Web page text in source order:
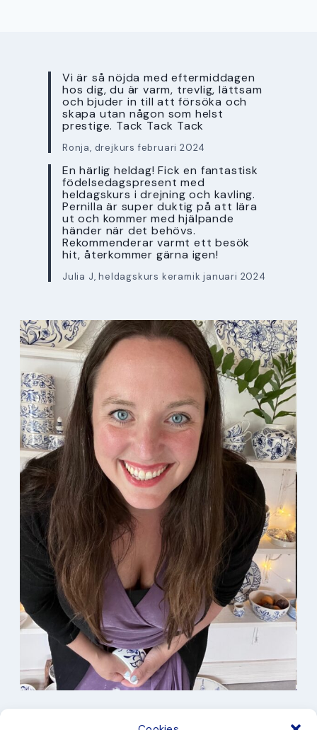
Vi är så nöjda med eftermiddagen
hos dig, du är varm, trevlig, lättsam
och bjuder in till att försöka och
skapa utan någon som helst
prestige. Tack Tack Tack
Ronja, drejkurs februari 2024
En härlig heldag! Fick en fantastisk
födelsedagspresent med
heldagskurs i drejning och kavling.
Pernilla är super duktig på att lära
ut och kommer med hjälpande
händer när det behövs.
Rekommenderar varmt ett besök
hit, återkommer gärna igen!
Julia J, heldagskurs keramik januari 2024